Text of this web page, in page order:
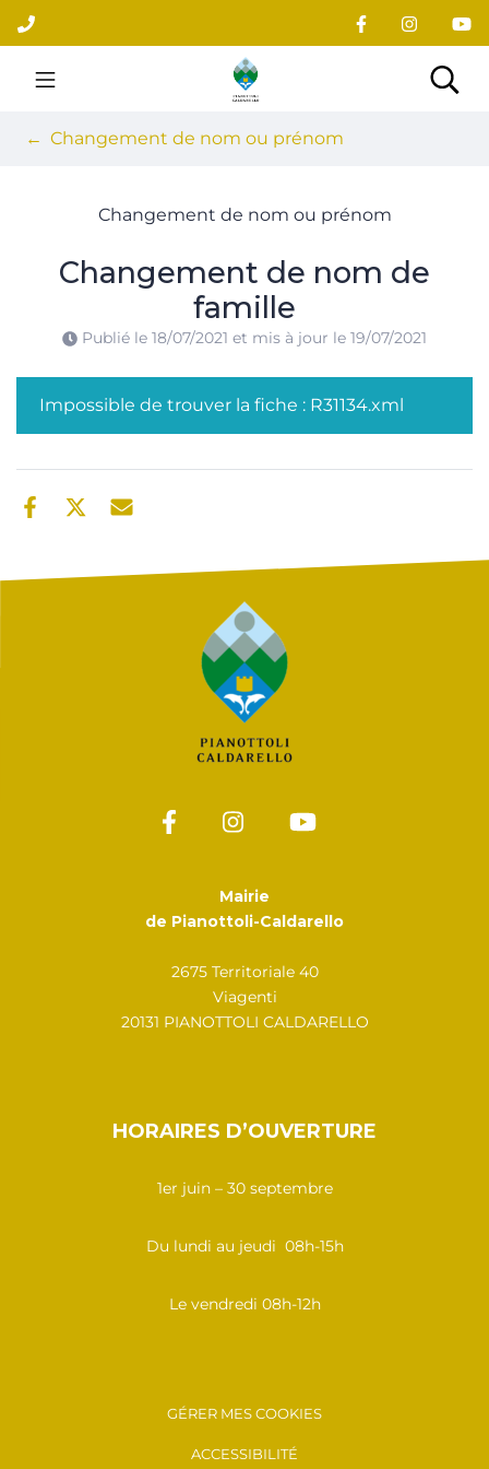
Aller
au
contenu
Site officiel du village
Changement de nom ou prénom
Changement de nom ou prénom
Changement de nom de
famille
Publié le 18/07/2021 et mis à jour le 19/07/2021
Impossible de trouver la fiche : R31134.xml
Mairie
de Pianottoli-Caldarello
2675 Territoriale 40
Viagenti
20131 PIANOTTOLI CALDARELLO
HORAIRES D’OUVERTURE
1er juin – 30 septembre
Du lundi au jeudi 08h-15h
Le vendredi 08h-12h
GÉRER MES COOKIES
ACCESSIBILITÉ